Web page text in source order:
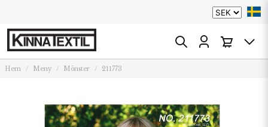
Hem Meny Mönster 211773